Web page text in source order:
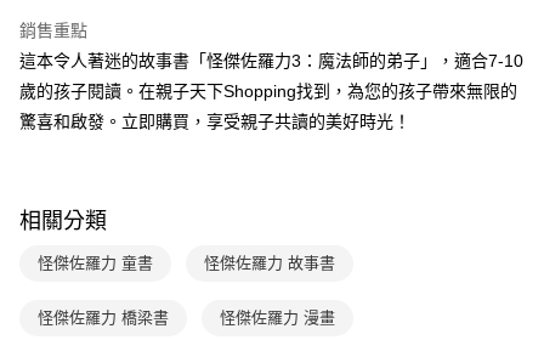
法說明評估內容。
1.分期款項不併入電信帳單，「大哥付你分期」於每月結算日後寄送繳費提
醒簡訊。
2.透過簡訊連結打開帳單後，可選擇「超商條碼／台灣大直營門市／銀行轉
帳／街口支付／iPASS MONEY」等通路繳費。
用戶於交易時，得透過本服務購買商品或服務，並由商店將買賣／分期付款
2.基於同意付款使用「大哥付你分期」之契約關係目的，商店將以您的個人
由本公司與您本人進行分期帳單所需資料之確認、核對及更正。
3.完整用戶服務條款，請詳閱以下連結： https://oppay.tw/userRule
３．安心：先確認商品／服務後，再付款。
１．於結帳方式選擇「AFTEE先享後付」後，將跳轉至「AFTEE先享後付」
結帳頁面，進行簡訊認證並確認金額後，即可完成結帳。
※ 請注意：結帳手續完成當下不需立刻繳費，但若您需要取消訂單，請聯絡
購買商品的店家。未經商家同意取消之訂單仍視為有效，需透過AFTEE先享
後付繳納相關費用。
※ 交易是否成功請以「AFTEE先享後付 」之結帳頁面顯示為準，若有關於
客戶支援中心」https://netprotections.freshdesk.com/support/home
付款後全家取貨
每筆NT$70，滿NT$800(含以上)免運費
付款後7-11取貨
每筆NT$70，滿NT$800(含以上)免運費
離島宅配（澎湖、金門、馬祖、小琉球；不適用於郵局i郵箱）
每筆NT$200
銷售重點
這本令人著迷的故事書「怪傑佐羅力3：魔法師的弟子」，適合7-10
歲的孩子閱讀。在親子天下Shopping找到，為您的孩子帶來無限的
驚喜和啟發。立即購買，享受親子共讀的美好時光！
相關分類
怪傑佐羅力 童書 怪傑佐羅力 故事書
怪傑佐羅力 橋梁書 怪傑佐羅力 漫畫